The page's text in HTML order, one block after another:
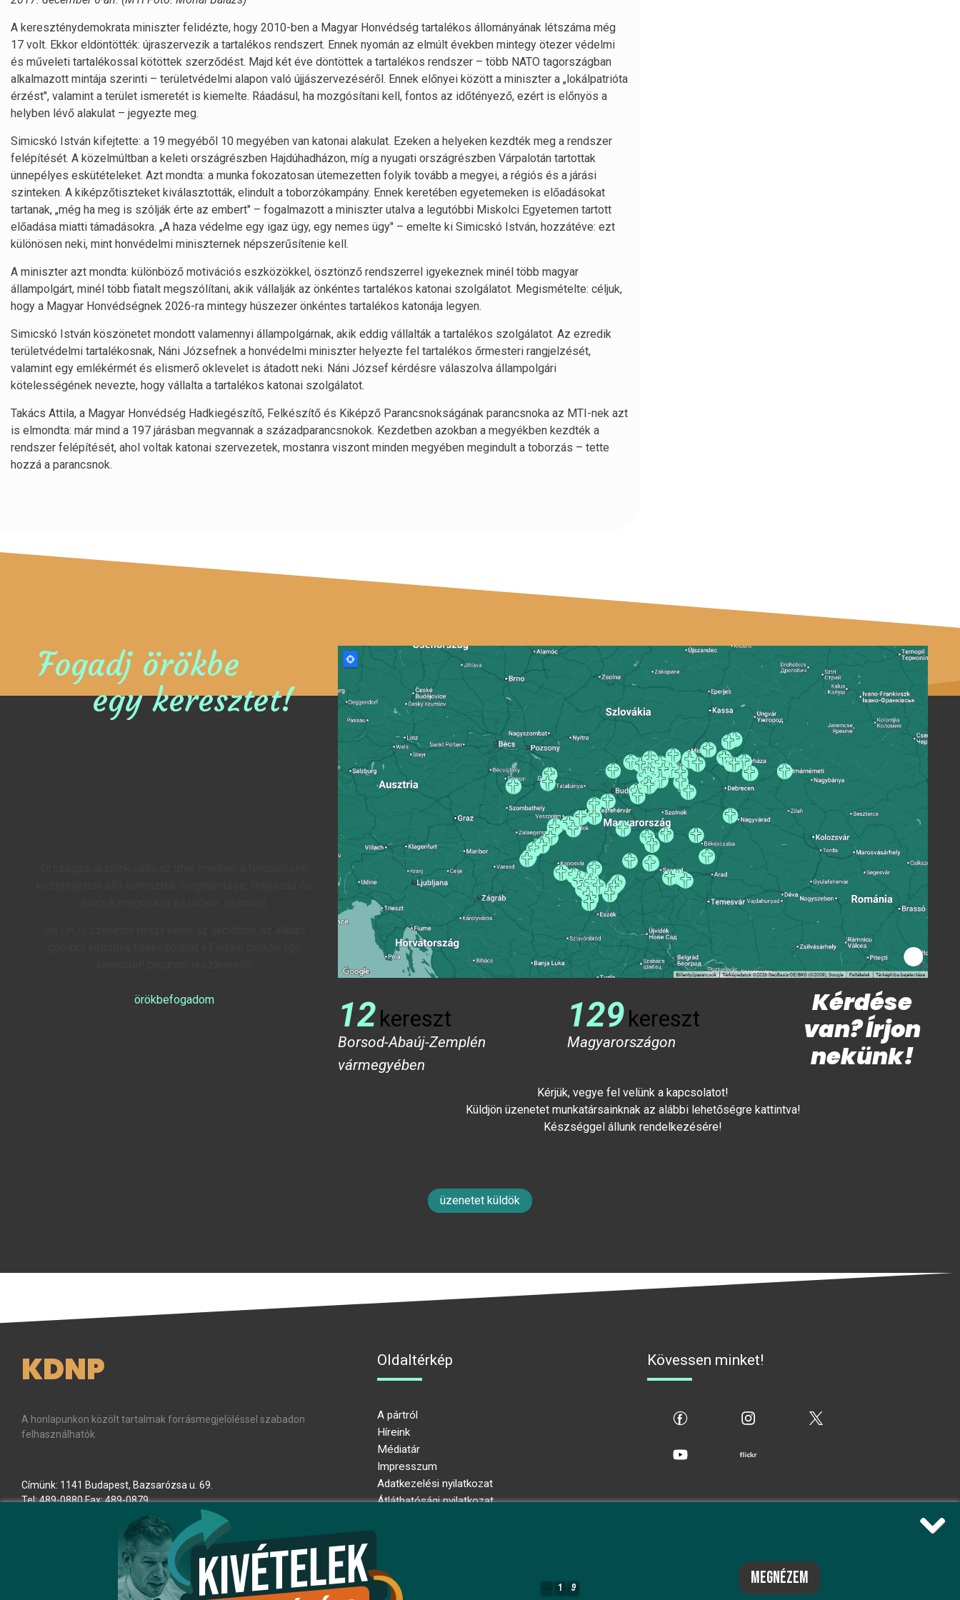
A kereszténydemokrata miniszter felidézte, hogy 2010-ben a Magyar Honvédség tartalékos állományának létszáma még
17 volt. Ekkor eldöntötték: újraszervezik a tartalékos rendszert. Ennek nyomán az elmúlt években mintegy ötezer védelmi
és műveleti tartalékossal kötöttek szerződést. Majd két éve döntöttek a tartalékos rendszer – több NATO tagországban
alkalmazott mintája szerinti – területvédelmi alapon való újjászervezéséről. Ennek előnyei között a miniszter a „lokálpatrióta
érzést", valamint a terület ismeretét is kiemelte. Ráadásul, ha mozgósítani kell, fontos az időtényező, ezért is előnyös a
helyben lévő alakulat – jegyezte meg.
Simicskó István kifejtette: a 19 megyéből 10 megyében van katonai alakulat. Ezeken a helyeken kezdték meg a rendszer
felépítését. A közelmúltban a keleti országrészben Hajdúhadházon, míg a nyugati országrészben Várpalotán tartottak
ünnepélyes eskütételeket. Azt mondta: a munka fokozatosan ütemezetten folyik tovább a megyei, a régiós és a járási
szinteken. A kiképzőtiszteket kiválasztották, elindult a toborzókampány. Ennek keretében egyetemeken is előadásokat
tartanak, „még ha meg is szólják érte az embert" – fogalmazott a miniszter utalva a legutóbbi Miskolci Egyetemen tartott
előadása miatti támadásokra. „A haza védelme egy igaz ügy, egy nemes ügy" – emelte ki Simicskó István, hozzátéve: ezt
különösen neki, mint honvédelmi miniszternek népszerűsítenie kell.
A miniszter azt mondta: különböző motivációs eszközökkel, ösztönző rendszerrel igyekeznek minél több magyar
állampolgárt, minél több fiatalt megszólítani, akik vállalják az önkéntes tartalékos katonai szolgálatot. Megismételte: céljuk,
hogy a Magyar Honvédségnek 2026-ra mintegy húszezer önkéntes tartalékos katonája legyen.
Simicskó István köszönetet mondott valamennyi állampolgárnak, akik eddig vállalták a tartalékos szolgálatot. Az ezredik
területvédelmi tartalékosnak, Náni Józsefnek a honvédelmi miniszter helyezte fel tartalékos őrmesteri rangjelzését,
valamint egy emlékérmét és elismerő oklevelet is átadott neki. Náni József kérdésre válaszolva állampolgári
kötelességének nevezte, hogy vállalta a tartalékos katonai szolgálatot.
Takács Attila, a Magyar Honvédség Hadkiegészítő, Felkészítő és Kiképző Parancsnokságának parancsnoka az MTI-nek azt
is elmondta: már mind a 197 járásban megvannak a századparancsnokok. Kezdetben azokban a megyékben kezdték a
rendszer felépítését, ahol voltak katonai szervezetek, mostanra viszont minden megyében megindult a toborzás – tette
hozzá a parancsnok.
Fogadj örökbe
egy keresztet!
örökbefogadom 12kereszt
Borsod-Abaúj-Zemplén
vármegyében
129kereszt
Magyarországon
Kérdése
van? Írjon
nekünk!
Kérjük, vegye fel velünk a kapcsolatot!
Küldjön üzenetet munkatársainknak az alábbi lehetőségre kattintva!
Készséggel állunk rendelkezésére!
üzenetet küldök
KDNP
A honlapunkon közölt tartalmak forrásmegjelöléssel szabadon
felhasználhatók.
Címünk: 1141 Budapest, Bazsarózsa u. 69.
Tel: 489-0880 Fax: 489-0879
hu(kdnp[at]kdnp[dot]hu)
Minden jog fenntartva! © KDNP
Oldaltérkép
A pártról
Híreink
Médiatár
Impresszum
Adatkezelési nyilatkozat
Átláthatósági nyilatkozat
Kövessen minket!
flickr
11 9
8
9
megnézem